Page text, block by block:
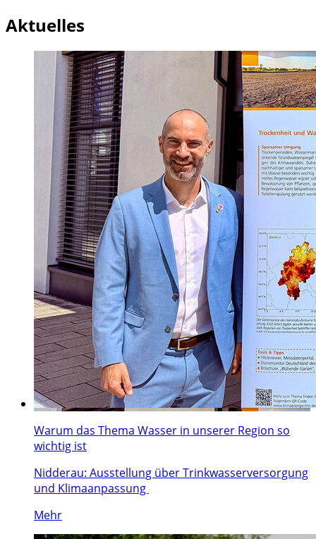
Aktuelles
Warum das Thema Wasser in unserer Region so
wichtig ist
Nidderau: Ausstellung über Trinkwasserversorgung
und Klimaanpassung
Mehr